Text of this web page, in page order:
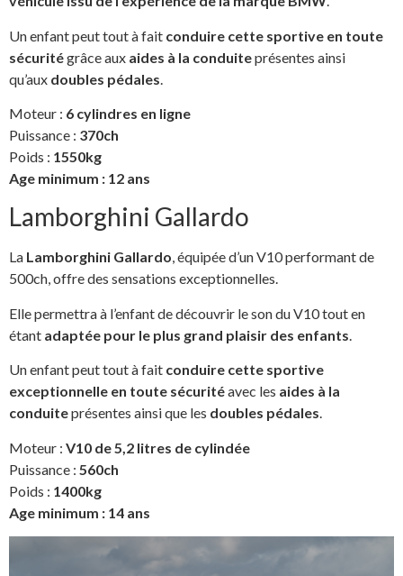
Un enfant peut tout à fait conduire cette sportive en toute
sécuritégrâce aux aides à la conduiteprésentes ainsi
qu’aux doubles pédales
Moteur : 6 cylindres en ligne
Puissance : 370ch
Poids : 1550kg
Age minimum : 12 ans
Lamborghini Gallardo
La Lamborghini Gallardo, équipée d’un V10 performant de
500ch, offre des sensations exceptionnelles.
Elle permettra à l’enfant de découvrir le son du V10 tout en
étant adaptée pour le plus grand plaisir des enfants
Un enfant peut tout à fait conduire cette sportive
exceptionnelle en toute sécuritéavec les aides à la
conduiteprésentes ainsi que les doubles pédales.
Moteur : V10 de 5,2 litres de cylindée
Puissance : 560ch
Poids : 1400kg
Age minimum : 14 ans